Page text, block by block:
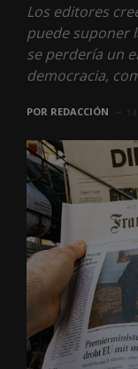
Los editores
puede suponer
se perdería un
democracia,
POR REDACCIÓN